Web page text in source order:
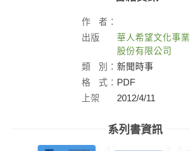
作
者：
出版
華人希望文化事業
股份有限公司
類
別： 新聞時事
格
式： PDF
上架
2012/4/11
系列書資訊